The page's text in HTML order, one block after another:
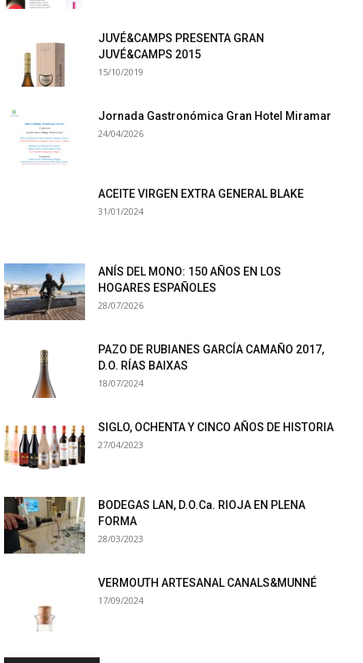
JUVÉ&CAMPS PRESENTA GRAN
JUVÉ&CAMPS 2015
15/10/2019
Jornada Gastronómica Gran Hotel Miramar
24/04/2026
ACEITE VIRGEN EXTRA GENERAL BLAKE
31/01/2024
ANÍS DEL MONO: 150 AÑOS EN LOS
HOGARES ESPAÑOLES
28/07/2026
PAZO DE RUBIANES GARCÍA CAMAÑO 2017,
D.O. RÍAS BAIXAS
18/07/2024
SIGLO, OCHENTA Y CINCO AÑOS DE HISTORIA
27/04/2023
BODEGAS LAN, D.O.Ca. RIOJA EN PLENA
FORMA
28/03/2023
VERMOUTH ARTESANAL CANALS&MUNNÉ
17/09/2024